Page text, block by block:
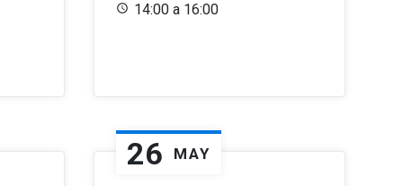
14:00 a 16:00
26 MAY